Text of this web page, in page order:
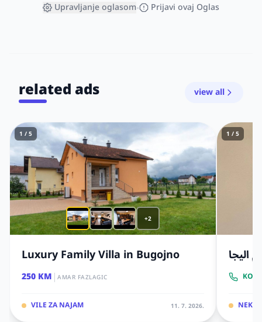
Upravljanje oglasom• Prijavi ovaj Oglas
related ads view all
+2
1 / 5
Luxury Family Villa in Bugojno
250 KM|AMAR FAZLAGIC
VILE ZA NAJAM 11. 7. 2026.
1 / 5
اليجا